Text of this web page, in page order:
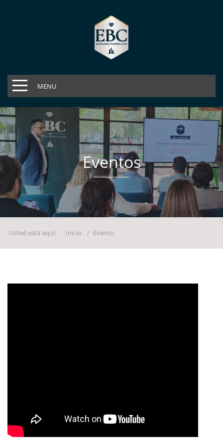
MENU
Eventos
Usted está aquí: Inicio Evento